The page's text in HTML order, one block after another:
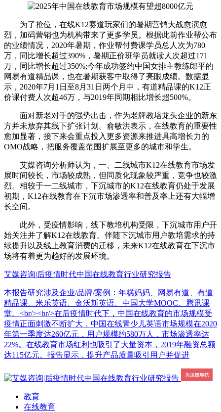
为了抢位，在线K12赛道玩家们的暑期营销大战愈演愈
烈，加码营销也为机构带来了更多学员。根据此前作业帮公布
的业绩情况，2020年暑期，作业帮付费课学员总人次为780
万，同比增长超过390%，暑期正价班学员就读人次超过171
万，同比增长超过350%;今年成功签约中国女排主教练郎平的
网易有道精品课，也在暑期获客中取得了亮眼成绩。数据显
示，2020年7月1日至8月31日两个月中，有道精品课的K12正
价课付费人次超46万，与2019年同期相比增长超500%。
面对新老对手的强势出击，作为老牌教培龙头企业的新东
方并未放弃其线下扩张计划。俞敏洪表示，在线教育的重要性
愈加显著，接下来会重点投入更多资源来推进具高增长力的
OMO战略，把服务覆盖范围扩展至更多的城市和学生。
艾媒咨询分析师认为，一、二线城市K12在线教育市场发
展时间较长，市场较成熟，但同质化现象较严重，竞争也较激
烈。相较于一二线城市，下沉城市的K12在线教育仍处于发展
初期，K12在线教育在下沉市场渗透率和普及率上还有大幅增
长空间。
此外，受疫情影响，线下教培机构受限，下沉城市用户开
始关注并了解K12在线教育。伴随下沉城市用户教培需求的持
续提升以及线上教育消费的迁移，未来K12在线教育在下沉市
场将有着更为趋好的发展环境。
艾媒咨询|后疫情时代中国在线教育行业研究报告
本报告研究涉及企业/品牌/案例：年糕妈妈、网易有道、有道
精品课、米乐英语、金沃斯英语、中国大学MOOC、腾讯课
堂。<br/><br/>在后疫情时代下，中国在线教育的市场规模受
疫情正面刺激不断扩大，中国在线青少儿英语市场规模在2020
年第一季度达260亿元，用户规模约580万人，市场渗透率达
22%。在线教育市场红利也吸引了大量资本，2019年融资总额
达115亿元。报告显示，提升产品质量吸引用户并促进
教育
在线教育